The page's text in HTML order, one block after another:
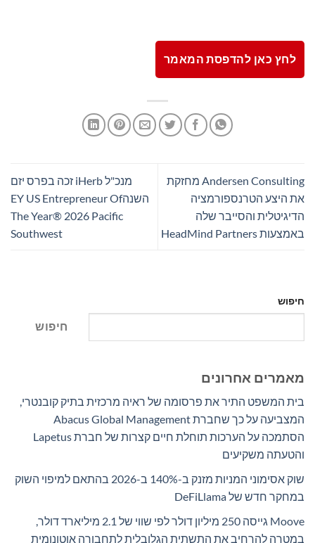
לחץ כאן להדפסת המאמר
Andersen Consulting מחזקת
את היצע הטרנספורמציה
הדיגיטלית והסייבר שלה
באמצעות HeadMind Partners
מנכ"ל iHerb זכה בפרס יזם
השנהEY US Entrepreneur Of
The Year® 2026 Pacific
Southwest
חיפוש
חיפוש
מאמרים אחרונים
בית המשפט התיר את פרסומה של ראיה מרכזית בתיק קובנטרי,
המצביעה על כך שחברת Abacus Global Management
הסתמכה על הערכות תוחלת חיים קצרות של חברת Lapetus
והטעתה משקיעים
שוק אסימוני המניות מזנק ב-140% ב-2026 בהתאם למיפוי השוק
במחקר חדש של DeFiLlama
Moove גייסה 250 מיליון דולר לפי שווי של 2.1 מיליארד דולר,
במטרה להרחיב את התשתית הגלובלית לתחבורה אוטונומית